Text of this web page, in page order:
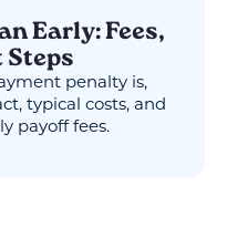
Early: Fees,
Steps
penalty is,
typical costs, and
payoff fees.